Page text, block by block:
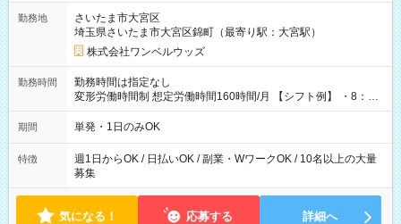
勤務地
さいたま市大宮区
埼玉県さいたま市大宮区錦町（最寄り駅：大宮駅）
株式会社ワンベルウッズ
勤務時間
勤務時間は指定なし
変形労働時間制 想定労働時間160時間/月 【シフト例】 ・8：00
～21：00
期間 単発・1日のみOK
特徴
週1日からOK / 日払いOK / 副業・WワークOK / 10名以上の大量
募集
気になる！ 応募する 詳細へ